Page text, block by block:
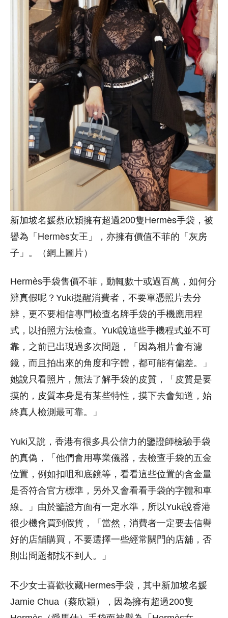
新加坡名媛蔡欣穎擁有超過200隻Hermès手袋，被
譽為「Hermès女王」，亦擁有價值不菲的「灰房
子」。（網上圖片）
Hermès手袋售價不菲，動輒數十或過百萬，如何分
辨真假呢？Yuki提醒消費者，不要單憑照片去分
辨，更不要相信專門檢查名牌手袋的手機應用程
式，以拍照方法檢查。Yuki說這些手機程式並不可
靠，之前已出現過多次問題，「因為相片會有濾
鏡，而且拍出來的角度和字體，都可能有偏差。」
她說只看照片，無法了解手袋的皮質，「皮質是要
摸的，皮質本身是有某些特性，摸下去會知道，始
終真人檢測最可靠。」
Yuki又說，香港有很多具公信力的鑒證師檢驗手袋
的真偽，「他們會用專業儀器，去檢查手袋的五金
位置，例如扣咀和底鏡等，看看這些位置的含金量
是否符合官方標準，另外又會看看手袋的字體和車
線。」由於鑒證方面有一定水準，所以Yuki說香港
很少機會買到假貨，「當然，消費者一定要去信譽
好的店舖購買，不要選擇一些經常關門的店舖，否
則出問題都找不到人。」
不少女士喜歡收藏Hermes手袋，其中新加坡名媛
Jamie Chua（蔡欣穎），因為擁有超過200隻